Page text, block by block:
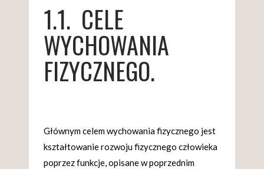
1.1. CELE
WYCHOWANIA
FIZYCZNEGO.
Głównym celem wychowania fizycznego jest
kształtowanie rozwoju fizycznego człowieka
poprzez funkcje, opisane w poprzednim